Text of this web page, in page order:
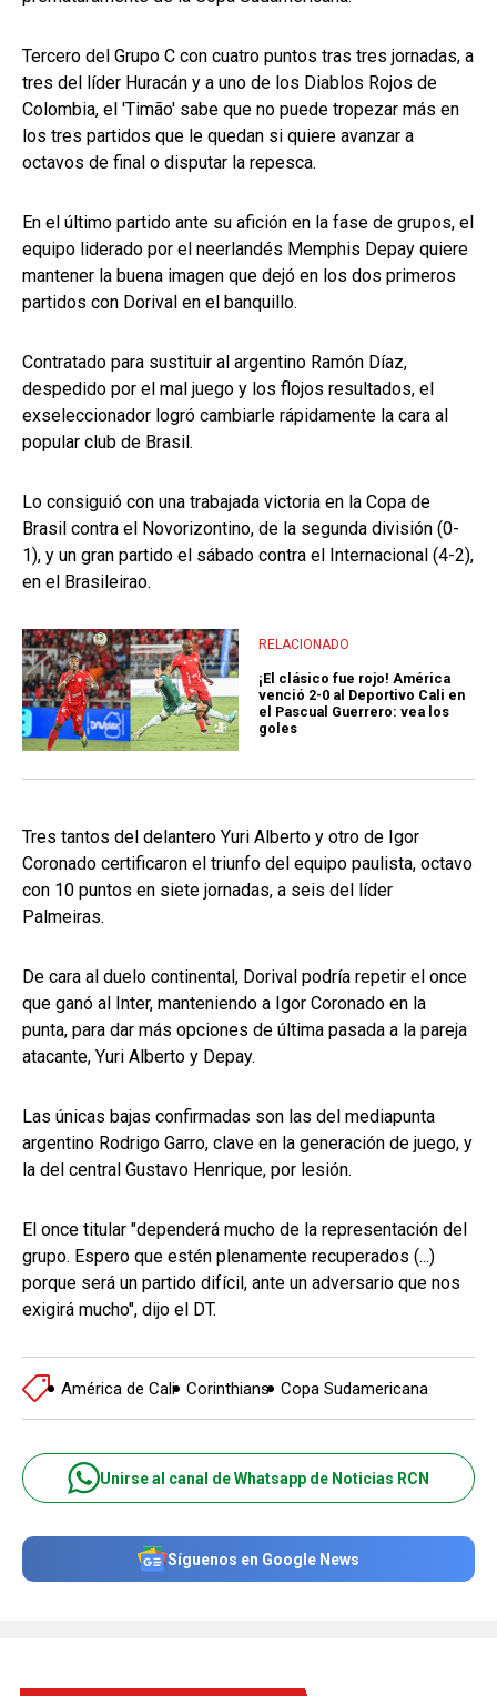
Tercero del Grupo C con cuatro puntos tras tres jornadas, a
tres del líder Huracán y a uno de los Diablos Rojos de
Colombia, el 'Timão' sabe que no puede tropezar más en
los tres partidos que le quedan si quiere avanzar a
octavos de final o disputar la repesca.
En el último partido ante su afición en la fase de grupos, el
equipo liderado por el neerlandés Memphis Depay quiere
mantener la buena imagen que dejó en los dos primeros
partidos con Dorival en el banquillo.
Contratado para sustituir al argentino Ramón Díaz,
despedido por el mal juego y los flojos resultados, el
exseleccionador logró cambiarle rápidamente la cara al
popular club de Brasil.
Lo consiguió con una trabajada victoria en la Copa de
Brasil contra el Novorizontino, de la segunda división (0-
1), y un gran partido el sábado contra el Internacional (4-2),
en el Brasileirao.
RELACIONADO
¡El clásico fue rojo! América
venció 2-0 al Deportivo Cali en
el Pascual Guerrero: vea los
goles
Tres tantos del delantero Yuri Alberto y otro de Igor
Coronado certificaron el triunfo del equipo paulista, octavo
con 10 puntos en siete jornadas, a seis del líder
Palmeiras.
De cara al duelo continental, Dorival podría repetir el once
que ganó al Inter, manteniendo a Igor Coronado en la
punta, para dar más opciones de última pasada a la pareja
atacante, Yuri Alberto y Depay.
Las únicas bajas confirmadas son las del mediapunta
argentino Rodrigo Garro, clave en la generación de juego, y
la del central Gustavo Henrique, por lesión.
El once titular "dependerá mucho de la representación del
grupo. Espero que estén plenamente recuperados (...)
porque será un partido difícil, ante un adversario que nos
exigirá mucho", dijo el DT.
América de Cali Corinthians Copa Sudamericana
Unirse al canal de Whatsapp de Noticias RCN
Síguenos en Google News